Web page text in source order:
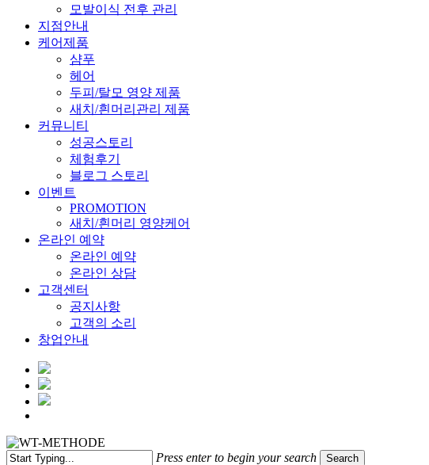
모발이식 전후 관리
지점안내
케어제품
샴푸
헤어
두피/탈모 영양 제품
새치/흰머리관리 제품
커뮤니티
성공스토리
체험후기
블로그 스토리
이벤트
PROMOTION
새치/흰머리 영양케어
온라인 예약
온라인 예약
온라인 상담
고객센터
공지사항
고객의 소리
창업안내
Press enter to begin your search Search